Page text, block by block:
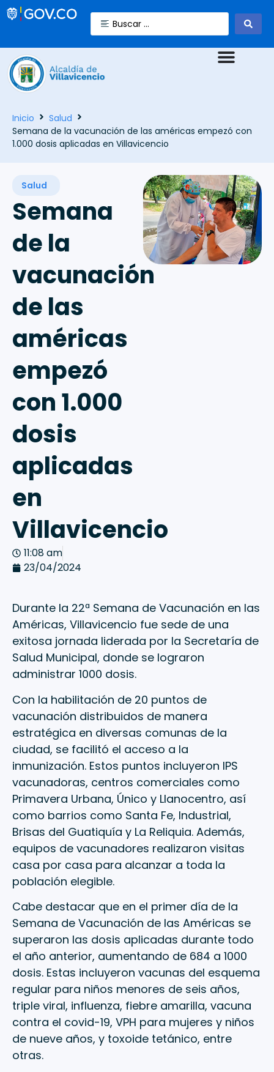
Inicio
Salud
Semana de la vacunación de las américas empezó con
1.000 dosis aplicadas en Villavicencio
Salud
Semana
de la
vacunación
de las
américas
empezó
con 1.000
dosis
aplicadas
en
Villavicencio
11:08 am
23/04/2024
Durante la 22ª Semana de Vacunación en las
Américas, Villavicencio fue sede de una
exitosa jornada liderada por la Secretaría de
Salud Municipal, donde se lograron
administrar 1000 dosis.
Con la habilitación de 20 puntos de
vacunación distribuidos de manera
estratégica en diversas comunas de la
ciudad, se facilitó el acceso a la
inmunización. Estos puntos incluyeron IPS
vacunadoras, centros comerciales como
Primavera Urbana, Único y Llanocentro, así
como barrios como Santa Fe, Industrial,
Brisas del Guatiquía y La Reliquia. Además,
equipos de vacunadores realizaron visitas
casa por casa para alcanzar a toda la
población elegible.
Cabe destacar que en el primer día de la
Semana de Vacunación de las Américas se
superaron las dosis aplicadas durante todo
el año anterior, aumentando de 684 a 1000
dosis. Estas incluyeron vacunas del esquema
regular para niños menores de seis años,
triple viral, influenza, fiebre amarilla, vacuna
contra el covid-19, VPH para mujeres y niños
de nueve años, y toxoide tetánico, entre
otras.